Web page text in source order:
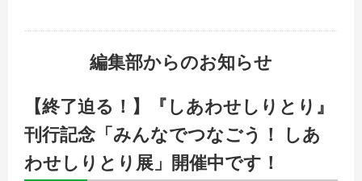
編集部からのお知らせ
【終了迫る！】『しあわせしりとり』
刊行記念「みんなでつなごう！ しあ
わせしりとり展」開催中です！